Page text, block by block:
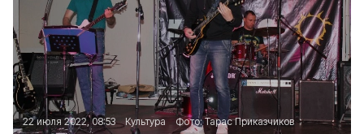
22 июля 2022, 08:53 Культура Фото:Тарас Приказчиков